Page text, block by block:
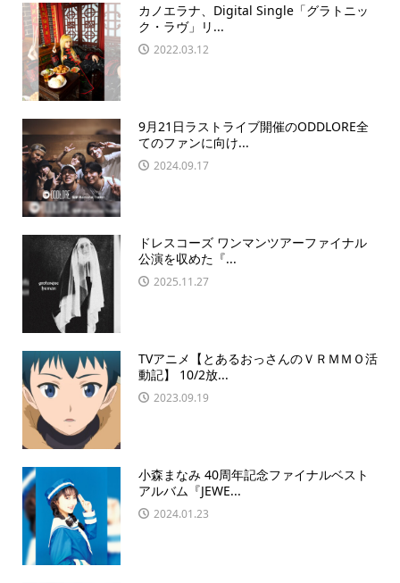
カノエラナ、Digital Single「グラトニッ
ク・ラヴ」リ...
2022.03.12
9月21日ラストライブ開催のODDLORE全
てのファンに向け...
2024.09.17
ドレスコーズ ワンマンツアーファイナル
公演を収めた『...
2025.11.27
TVアニメ【とあるおっさんのＶＲＭＭＯ活
動記】 10/2放...
2023.09.19
小森まなみ 40周年記念ファイナルベスト
アルバム『JEWE...
2024.01.23